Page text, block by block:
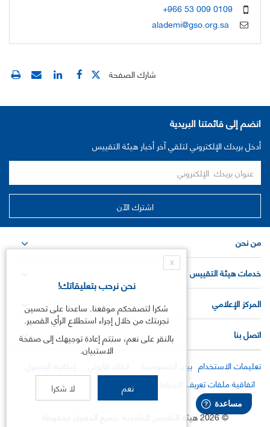
+966 53 009 0109
alademi@gso.org.sa
شارك الصفحة
انضم إلى قائمتنا البريدية
أدخل بريدك الإلكتروني لتلقي آخر أخبار هيئة التقييس
من نحن
خدمات هيئة التقييس
المركز الإعلامي
اتصل بنا
تعليمات الاستخدام بيان الخصوصية اتفاق قانوني
إمكانية الوصول
اتفاقية ملفات تعريف الارتباط
©
2026هيئة التقييس الخليجية .جميع الحقوق محفوظة
X
نحن نرحب بتعليقاتك!
شكرا لتصفحكم موقعنا. ساعدنا على تحسين
تجربتك من خلال إجراء استطلاع الرأي القصير.
بالنقر على نعم، ستتم إعادة توجيهك إلى صفحة
الاستبيان.
نعم لا شكرا